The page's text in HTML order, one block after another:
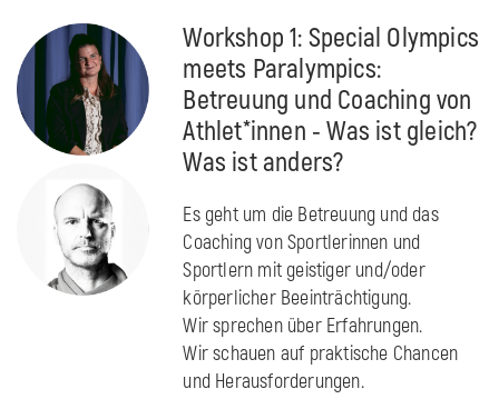
Workshop 1: Special Olympics
meets Paralympics:
Betreuung und Coaching von
Athlet*innen - Was ist gleich?
Was ist anders?
Es geht um die Betreuung und das
Coaching von Sportlerinnen und
Sportlern mit geistiger und/oder
körperlicher Beeinträchtigung.
Wir sprechen über Erfahrungen.
Wir schauen auf praktische Chancen
und Herausforderungen.